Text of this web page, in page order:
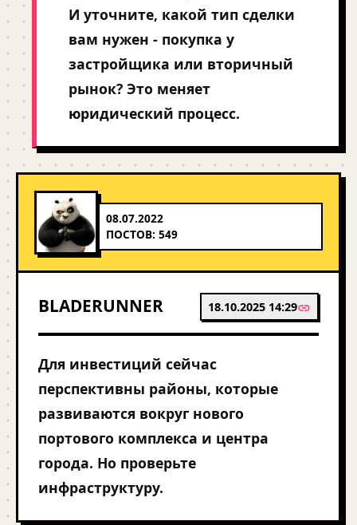
И уточните, какой тип сделки
вам нужен - покупка у
застройщика или вторичный
рынок? Это меняет
юридический процесс.
08.07.2022
ПОСТОВ: 549
BLADERUNNER 18.10.2025 14:29
Для инвестиций сейчас
перспективны районы, которые
развиваются вокруг нового
портового комплекса и центра
города. Но проверьте
инфраструктуру.